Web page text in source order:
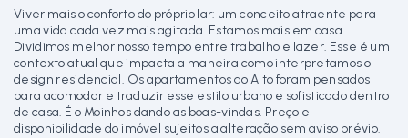
Viver mais o conforto do próprio lar: um conceito atraente para
uma vida cada vez mais agitada. Estamos mais em casa.
Dividimos melhor nosso tempo entre trabalho e lazer. Esse é um
contexto atual que impacta a maneira como interpretamos o
design residencial. Os apartamentos do Alto foram pensados
para acomodar e traduzir esse estilo urbano e sofisticado dentro
de casa. É o Moinhos dando as boas-vindas. Preço e
disponibilidade do imóvel sujeitos a alteração sem aviso prévio.